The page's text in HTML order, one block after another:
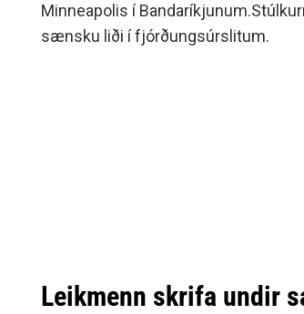
Minneapolis í
sænsku liði í fjórðungsúrslitum.
Leikmenn skrifa undir